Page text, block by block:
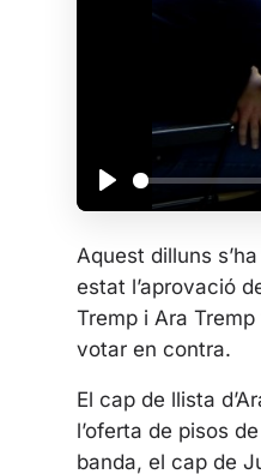
P
a
y
Aquest dilluns
estat l’aprovació
Tremp i Ara
votar en contra.
El cap de llista
l’oferta de pisos
banda, el cap de